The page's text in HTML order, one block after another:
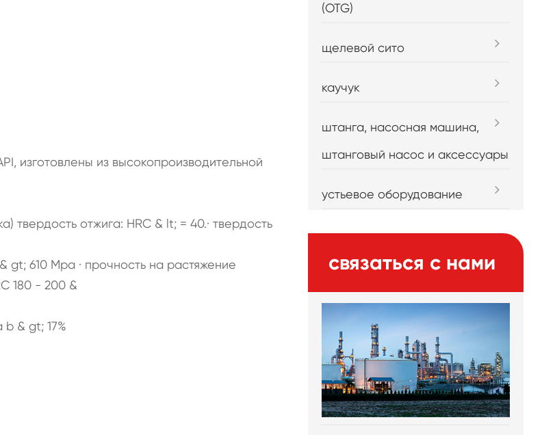
изготовлены из высокопроизводительной
твердость отжига: HRC & lt; = 40.· твердость
gt; 610 Mpa · прочность на растяжение
180 - 200 &
& gt; 17%
(OTG)
щелевой сито
каучук
штанга, насосная машина,
штанговый насос и аксессуары
устьевое оборудование
связаться с нами